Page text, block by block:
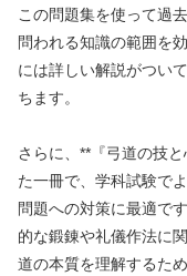
この問題集を使って過
問われる知識の範囲を
には詳しい解説がつい
ちます。
さらに、**『弓道の技
た一冊で、学科試験で
問題への対策に最適で
的な鍛錬や礼儀作法に
道の本質を理解するた